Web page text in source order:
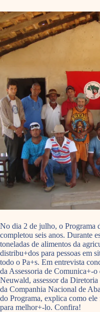
No dia 2 de julho, o
completou seis anos. Durante
toneladas de alimentos da
distribu+dos para pessoas em
todo o Pa+s. Em entrevista
da Assessoria de
Neuwald, assessor da
da Companhia Nacional de
do Programa, explica como
para melhor+-lo. Confira!